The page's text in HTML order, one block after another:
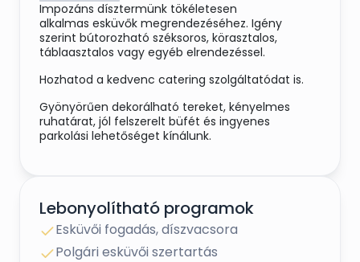
Impozáns dísztermünk tökéletesen
alkalmas esküvők megrendezéséhez. Igény
szerint bútorozható széksoros, körasztalos,
táblaasztalos vagy egyéb elrendezéssel.
Hozhatod a kedvenc catering szolgáltatódat is.
Gyönyörűen dekorálható tereket, kényelmes
ruhatárat, jól felszerelt büfét és ingyenes
parkolási lehetőséget kínálunk.
Lebonyolítható programok
Esküvői fogadás, díszvacsora
Polgári esküvői szertartás